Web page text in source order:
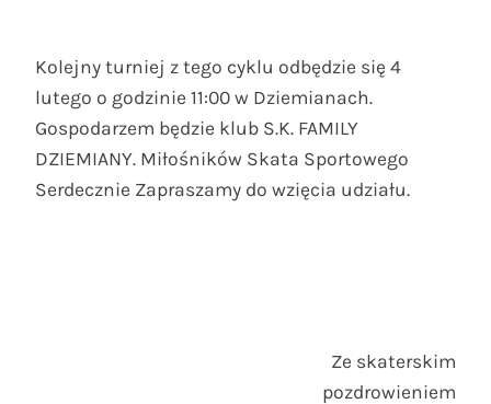
Kolejny turniej z tego cyklu odbędzie się 4
lutego o godzinie 11:00 w Dziemianach.
Gospodarzem będzie klub S.K. FAMILY
DZIEMIANY. Miłośników Skata Sportowego
Serdecznie Zapraszamy do wzięcia udziału.
Ze skaterskim
pozdrowieniem